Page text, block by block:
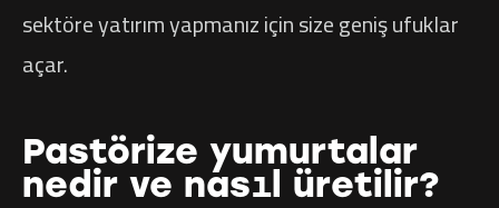
sektöre yatırım yapmanız için size geniş ufuklar
açar.
Pastörize yumurtalar
nedir ve nasıl üretilir?